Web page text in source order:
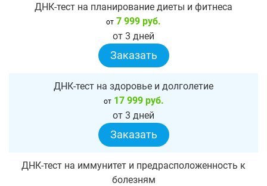
ДНК-тест на планирование диеты и фитнеса
от 7 999 руб.
от 3 дней
Заказать
ДНК-тест на здоровье и долголетие
от17 999 руб.
от 3 дней
Заказать
ДНК-тест на иммунитет и предрасположенность к
болезням